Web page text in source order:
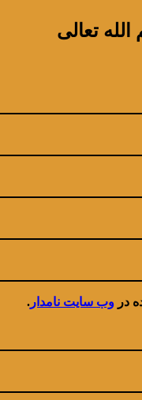
تعالی
در وب سایت نامدار .